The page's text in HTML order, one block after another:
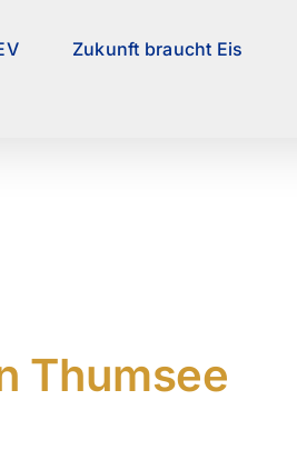
Zukunft braucht Eis
Thumsee